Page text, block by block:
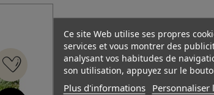
Ce site Web utilise ses propres
services et vous montrer des
analysant vos habitudes de
son utilisation, appuyez sur le
Plus d'informations Personnaliser